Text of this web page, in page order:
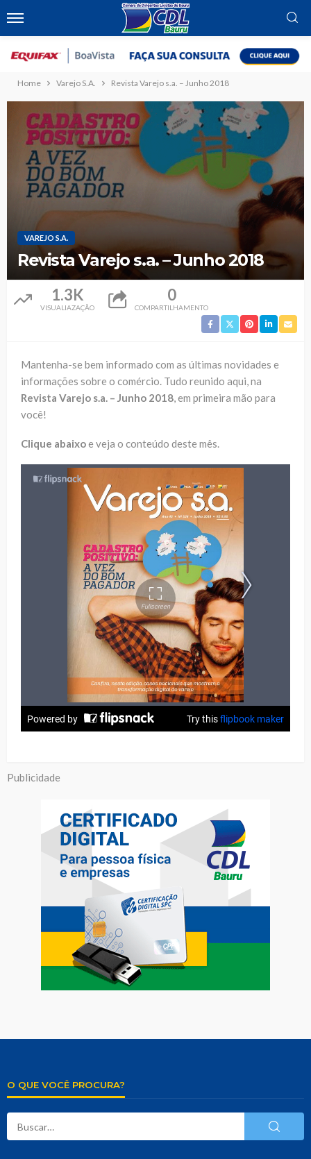
Home Varejo S.A. Revista Varejo s.a. – Junho 2018
VAREJO S.A.
Revista Varejo s.a. – Junho 2018
1.3K
VISUALIAZAÇÃO
0
COMPARTILHAMENTO
Mantenha-se bem informado com as últimas novidades e
informações sobre o comércio. Tudo reunido aqui, na
Revista Varejo s.a. – Junho 2018, em primeira mão para
você!
Clique abaixoe veja o conteúdo deste mês.
Publicidade
O QUE VOCÊ PROCURA?